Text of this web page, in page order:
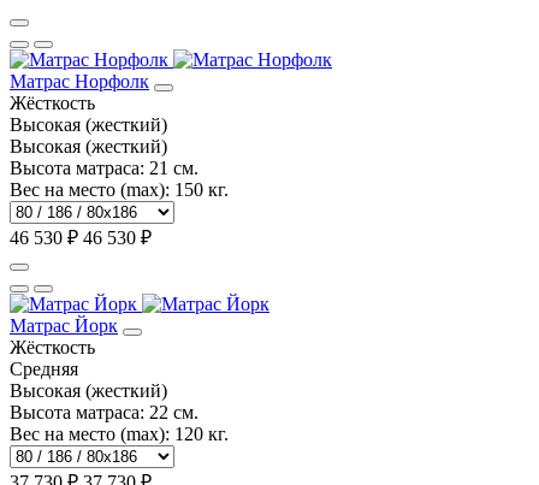
Матрас Норфолк
Жёсткость
Высокая (жесткий)
Высокая (жесткий)
Высота матраса: 21 см.
Вес на место (max): 150 кг.
46 530 ₽ 46 530 ₽
Матрас Йорк
Жёсткость
Средняя
Высокая (жесткий)
Высота матраса: 22 см.
Вес на место (max): 120 кг.